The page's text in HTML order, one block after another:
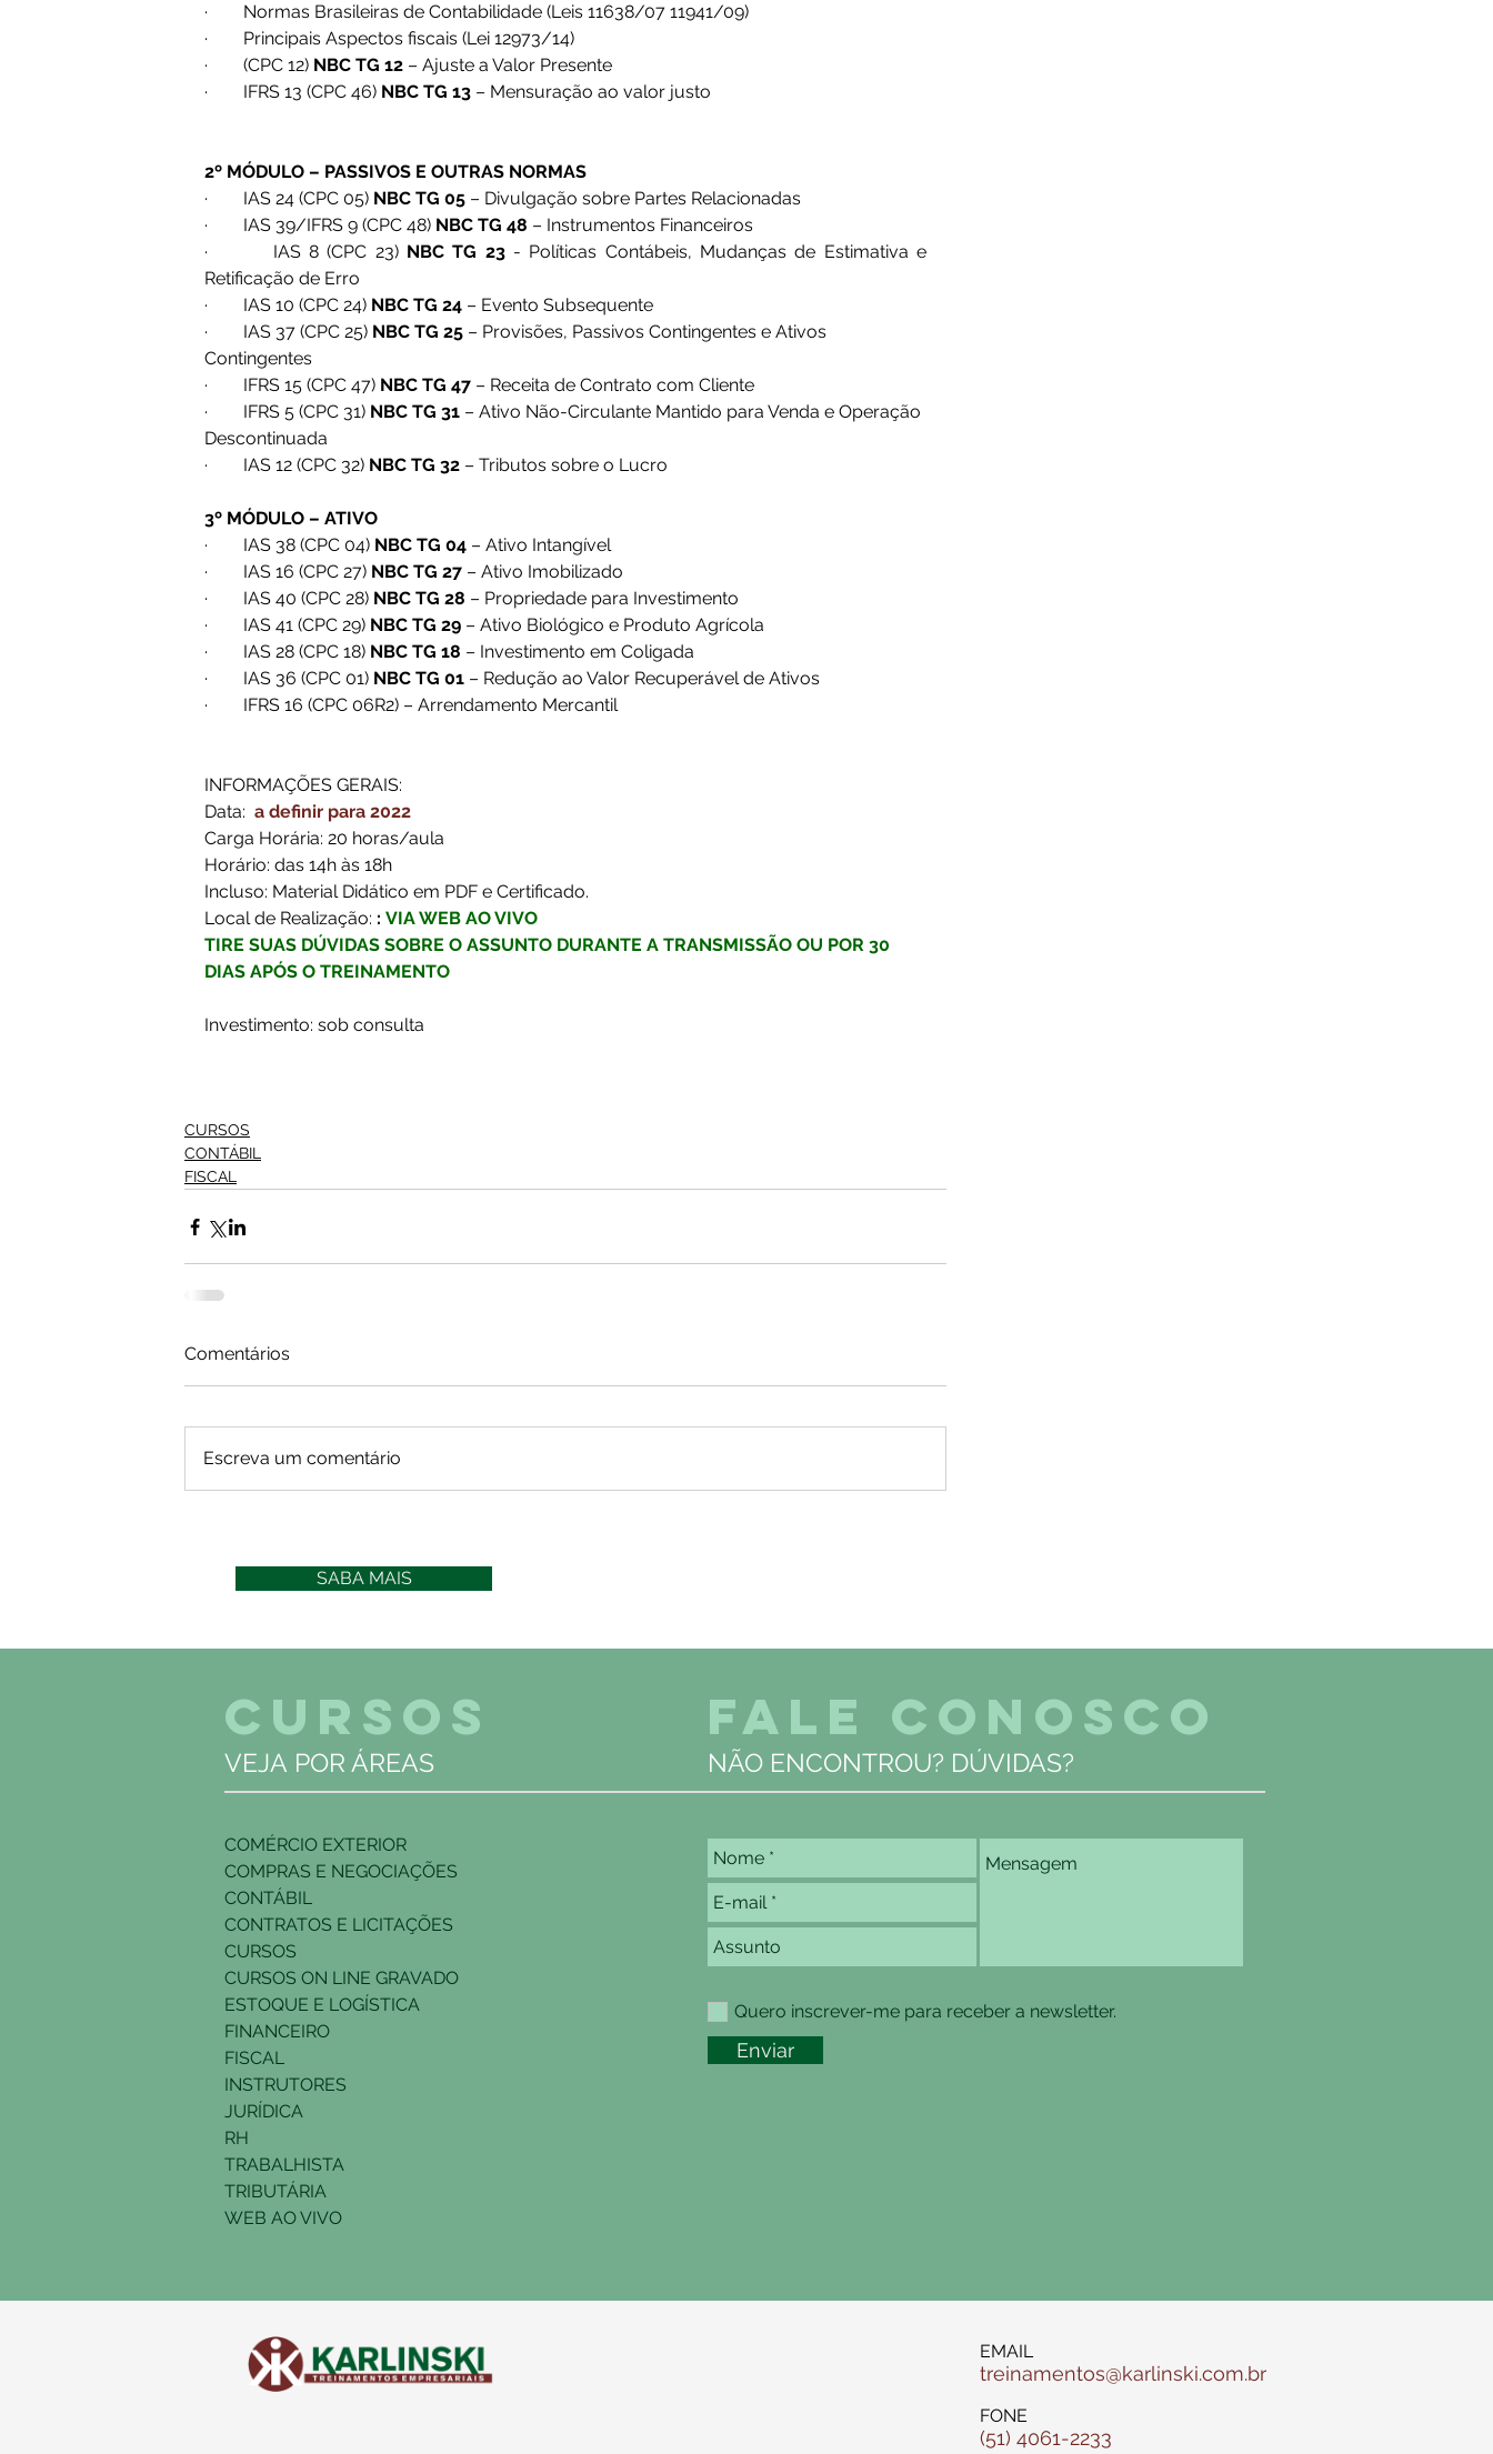
·        Normas Brasileiras de Contabilidade (Leis 11638/07 11941/09)
·        Principais Aspectos fiscais (Lei 12973/14)
·        (CPC 12) NBC TG 12 – Ajuste a Valor Presente
·        IFRS 13 (CPC 46) NBC TG 13 – Mensuração ao valor justo
2º MÓDULO – PASSIVOS E OUTRAS NORMAS
·        IAS 24 (CPC 05) NBC TG 05 – Divulgação sobre Partes Relacionadas
·        IAS 39/IFRS 9 (CPC 48) NBC TG 48 – Instrumentos Financeiros
·        IAS 8 (CPC 23) NBC TG 23 - Políticas Contábeis, Mudanças de Estimativa e
Retificação de Erro
·        IAS 10 (CPC 24) NBC TG 24 – Evento Subsequente
·        IAS 37 (CPC 25) NBC TG 25 – Provisões, Passivos Contingentes e Ativos
Contingentes
·        IFRS 15 (CPC 47) NBC TG 47 – Receita de Contrato com Cliente
·        IFRS 5 (CPC 31) NBC TG 31 – Ativo Não-Circulante Mantido para Venda e Operação
Descontinuada
·        IAS 12 (CPC 32) NBC TG 32 – Tributos sobre o Lucro
3º MÓDULO – ATIVO
·        IAS 38 (CPC 04) NBC TG 04 – Ativo Intangível
·        IAS 16 (CPC 27) NBC TG 27 – Ativo Imobilizado
·        IAS 40 (CPC 28) NBC TG 28 – Propriedade para Investimento
·        IAS 41 (CPC 29) NBC TG 29 – Ativo Biológico e Produto Agrícola
·        IAS 28 (CPC 18) NBC TG 18 – Investimento em Coligada
·        IAS 36 (CPC 01) NBC TG 01 – Redução ao Valor Recuperável de Ativos
·        IFRS 16 (CPC 06R2) – Arrendamento Mercantil
INFORMAÇÕES GERAIS:
Data: a definir para 2022
Carga Horária: 20 horas/aula
Horário: das 14h às 18h
Incluso: Material Didático em PDF e Certificado.
Local de Realização: : VIA WEB AO VIVO
TIRE SUAS DÚVIDAS SOBRE O ASSUNTO DURANTE A TRANSMISSÃO OU POR 30
DIAS APÓS O TREINAMENTO
Investimento: sob consulta
CURSOS
CONTÁBIL
FISCAL
Comentários
Escreva um comentário
SABA MAIS
CURSOS
VEJA POR ÁREAS
FALE CONOSCO
NÃO ENCONTROU? DÚVIDAS?
COMÉRCIO EXTERIOR
COMPRAS E NEGOCIAÇÕES
CONTÁBIL
CONTRATOS E LICITAÇÕES
CURSOS
CURSOS ON LINE GRAVADO
ESTOQUE E LOGÍSTICA
FINANCEIRO
FISCAL
INSTRUTORES
JURÍDICA
RH
TRABALHISTA
TRIBUTÁRIA
WEB AO VIVO
Quero inscrever-me para receber a newsletter.
Enviar
EMAIL
treinamentos@karlinski.com.br
FONE
(51) 4061-2233